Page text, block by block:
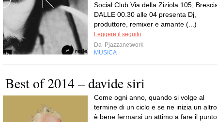
Social Club Via della Ziziola 105,
DALLE 00.30 alle 04 presenta Dj,
produttore, remixer e amante (...)
Leggere il seguito
Da Pjazzanetwork
MUSICA
Best of 2014 – davide siri
Come ogni anno, quando si volge al
termine di un ciclo e se ne inizia un
è bene fermarsi un attimo a fare il punto